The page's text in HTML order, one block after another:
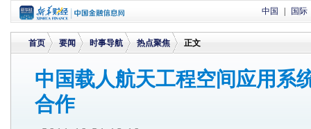
中国 国际
首页
>
要闻 时事导航 热点聚焦 正文
中国载人航天工程空间应用系
合作